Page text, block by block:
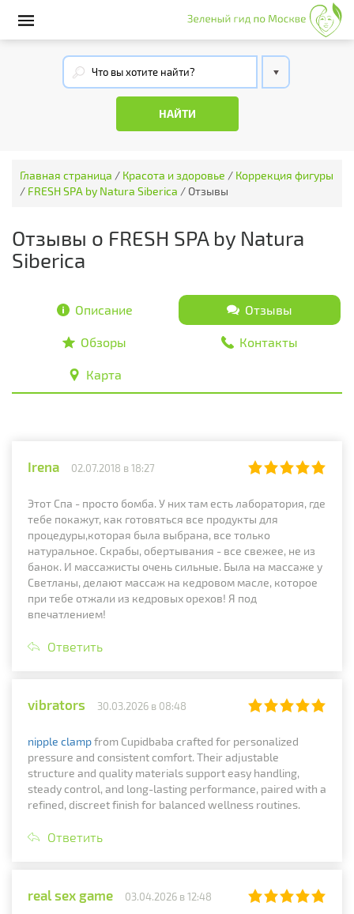
Главная страница / Красота и здоровье / Коррекция фигуры
/ FRESH SPA by Natura Siberica / Отзывы
Отзывы о FRESH SPA by Natura
Siberica
Описание Отзывы
Обзоры Контакты
Карта
Irena 02.07.2018 в 18:27
Этот Спа - просто бомба. У них там есть лаборатория, где
тебе покажут, как готовяться все продукты для
процедуры,которая была выбрана, все только
натуральное. Скрабы, обертывания - все свежее, не из
банок. И массажисты очень сильные. Была на массаже у
Светланы, делают массаж на кедровом масле, которое
при тебе отжали из кедровых орехов! Я под
впечатлением!
Ответить
vibrators 30.03.2026 в 08:48
nipple clampfrom Cupidbaba crafted for personalized
pressure and consistent comfort. Their adjustable
structure and quality materials support easy handling,
steady control, and long-lasting performance, paired with a
refined, discreet finish for balanced wellness routines.
Ответить
real sex game 03.04.2026 в 12:48